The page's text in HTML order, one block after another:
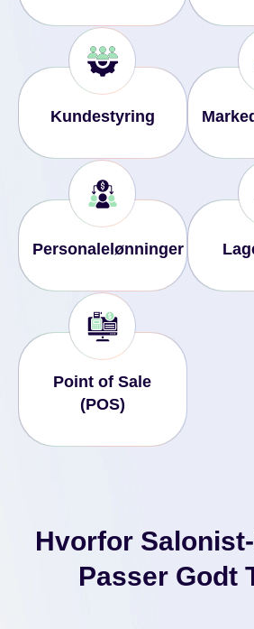
Kundestyring
Personalelønninger
Point of Sale
(POS)
Hvorfor
Passer Godt